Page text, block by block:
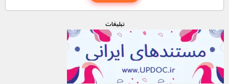
تبليغات